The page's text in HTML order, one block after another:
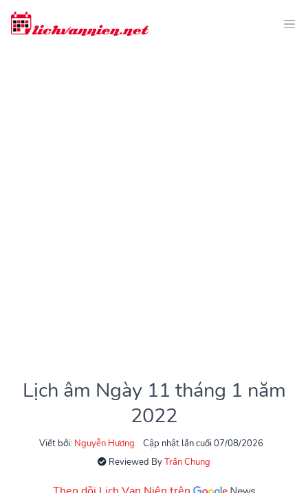
Lịch âm Ngày 11 tháng 1 năm
2022
Viết bởi: Nguyễn Hương
Cập nhật lần cuối 07/08/2026
Reviewed ByTrần Chung